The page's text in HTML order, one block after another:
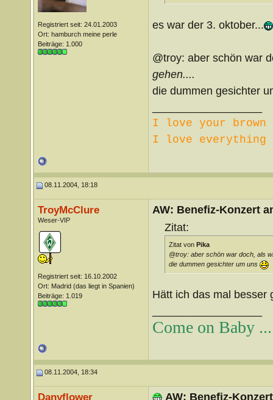
Registriert seit: 24.01.2003
Ort: hamburch meine perle
Beiträge: 1.000
es war der 3. oktober...
@troy: aber schön war
gehen....
die dummen gesichter
I love your
I love everything
08.11.2004, 18:18
TroyMcClure
Weser-VIP
Registriert seit: 16.10.2002
Ort: Madrid (das liegt in Spanien)
Beiträge: 1.019
AW: Benefiz-Konzert
Zitat:
Zitat von Pika
@troy: aber schön war doch, als
die dummen gesichter um uns
Hätt ich das mal besser
Come on Baby
08.11.2004, 18:34
Danyflower AW: Benefiz-